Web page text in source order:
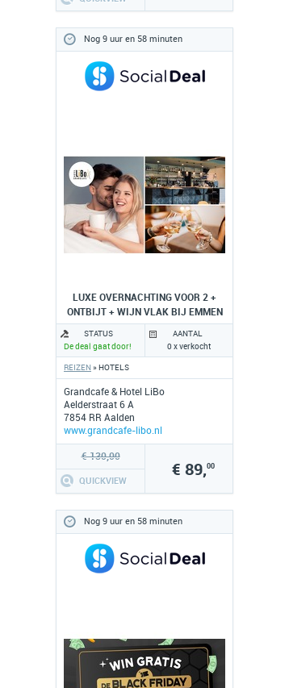
Nog 9 uur en 58 minuten
LUXE OVERNACHTING VOOR 2 +
ONTBIJT + WIJN VLAK BIJ EMMEN
Grandcafe & Hotel LiBo
Aelderstraat 6 A
7854 RR Aalden
www.grandcafe-libo.nl
REIZEN» HOTELS
STATUS
De deal gaat door!
AANTAL
0 x verkocht
€ 130,00
QUICKVIEW
€ 89,00
Nog 9 uur en 58 minuten